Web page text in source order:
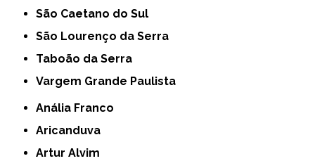
São Caetano do Sul
São Lourenço da Serra
Taboão da Serra
Vargem Grande Paulista
Anália Franco
Aricanduva
Artur Alvim